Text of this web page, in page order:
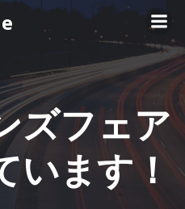
ン
ツ
へ
ス
ッ
プ
ズフェア
います！